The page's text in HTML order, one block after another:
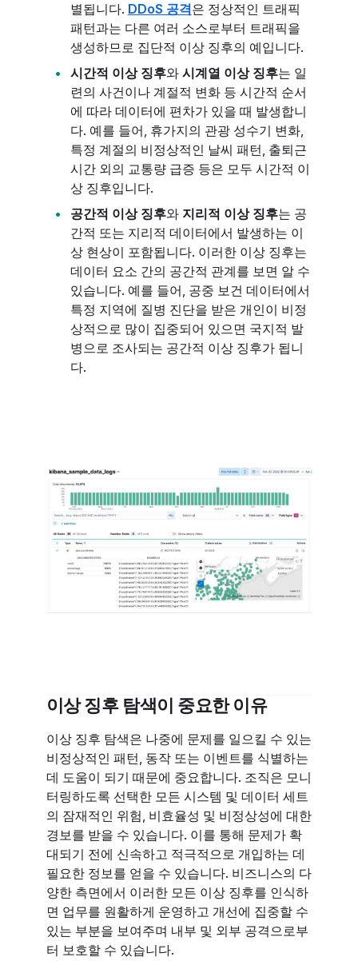
별됩니다. DDoS 공격은 정상적인 트래픽
패턴과는 다른 여러 소스로부터 트래픽을
생성하므로 집단적 이상 징후의 예입니다.
시간적 이상 징후와 시계열 이상 징후는 일
련의 사건이나 계절적 변화 등 시간적 순서
에 따라 데이터에 편차가 있을 때 발생합니
다. 예를 들어, 휴가지의 관광 성수기 변화,
특정 계절의 비정상적인 날씨 패턴, 출퇴근
시간 외의 교통량 급증 등은 모두 시간적 이
상 징후입니다.
공간적 이상 징후와 지리적 이상 징후는 공
간적 또는 지리적 데이터에서 발생하는 이
상 현상이 포함됩니다. 이러한 이상 징후는
데이터 요소 간의 공간적 관계를 보면 알 수
있습니다. 예를 들어, 공중 보건 데이터에서
특정 지역에 질병 진단을 받은 개인이 비정
상적으로 많이 집중되어 있으면 국지적 발
병으로 조사되는 공간적 이상 징후가 됩니
다.
이상 징후 탐색이 중요한 이유
이상 징후 탐색은 나중에 문제를 일으킬 수 있는
비정상적인 패턴, 동작 또는 이벤트를 식별하는
데 도움이 되기 때문에 중요합니다. 조직은 모니
터링하도록 선택한 모든 시스템 및 데이터 세트
의 잠재적인 위험, 비효율성 및 비정상성에 대한
경보를 받을 수 있습니다. 이를 통해 문제가 확
대되기 전에 신속하고 적극적으로 개입하는 데
필요한 정보를 얻을 수 있습니다. 비즈니스의 다
양한 측면에서 이러한 모든 이상 징후를 인식하
면 업무를 원활하게 운영하고 개선에 집중할 수
있는 부분을 보여주며 내부 및 외부 공격으로부
터 보호할 수 있습니다.